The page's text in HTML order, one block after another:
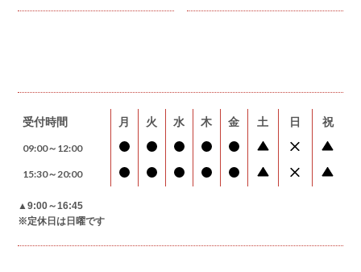
受付時間 月 火 水 木 金 土 日 祝
09:00～12:00
15:30～20:00
▲9:00～16:45
※定休日は日曜です